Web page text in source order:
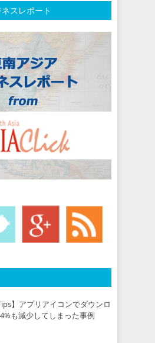
スレポート
】アプリアイコンでダウンロ
も減少してしまった事例